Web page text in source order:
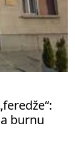
burnu